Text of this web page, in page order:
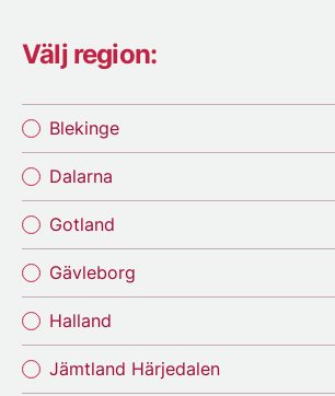
Välj region:
Blekinge
Dalarna
Gotland
Gävleborg
Halland
Jämtland Härjedalen